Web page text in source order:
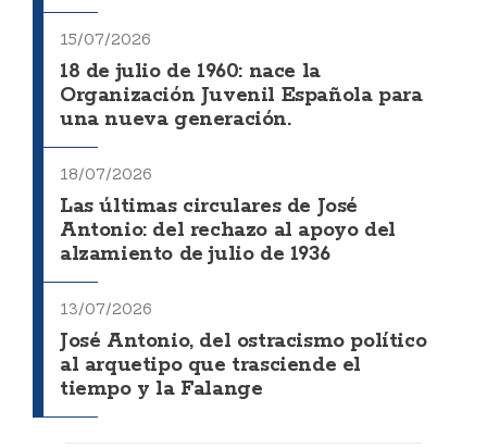
15/07/2026
18 de julio de 1960: nace la
Organización Juvenil Española para
una nueva generación.
18/07/2026
Las últimas circulares de José
Antonio: del rechazo al apoyo del
alzamiento de julio de 1936
13/07/2026
José Antonio, del ostracismo político
al arquetipo que trasciende el
tiempo y la Falange